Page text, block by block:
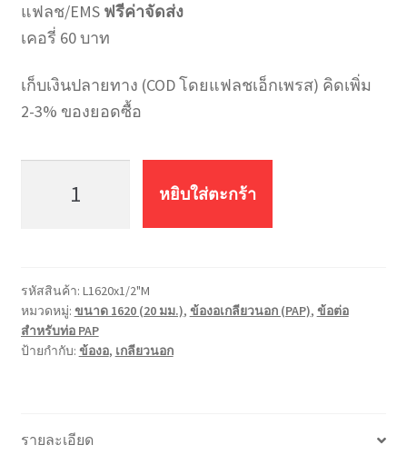
แฟลช/EMS ฟรีค่าจัดส่ง
เคอรี่ 60 บาท
เก็บเงินปลายทาง (COD โดยแฟลชเอ็กเพรส) คิดเพิ่ม
2-3% ของยอดซื้อ
PAP
MF
L1620x1/2"M
(20มม.*4หุน)
หยิบใส่ตะกร้า
รหัสสินค้า: L1620x1/2"M
หมวดหมู่: ขนาด 1620 (20 มม.), ข้องอเกลียวนอก (PAP), ข้อต่อ
สำหรับท่อ PAP
ป้ายกำกับ: ข้องอ, เกลียวนอก
รายละเอียด